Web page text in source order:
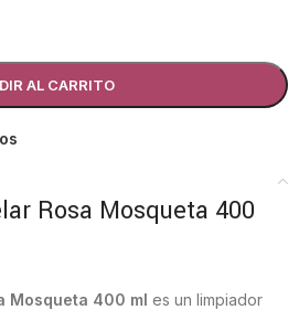
AL CARRITO
Rosa Mosqueta 400
Mosqueta 400 ml es un limpiador